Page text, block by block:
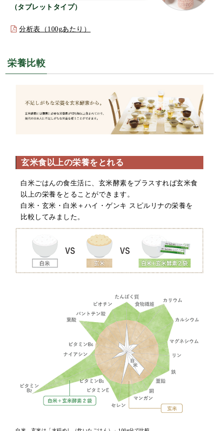
（タブレットタイプ）
分析表（100gあたり）
栄養比較
玄米食以上の栄養をとれる
白米ごはんの食生活に、玄米酵素をプラスすれば玄米食
以上の栄養をとることができます。
白米・玄米・白米＋ハイ・ゲンキ スピルリナの栄養を
比較してみました。